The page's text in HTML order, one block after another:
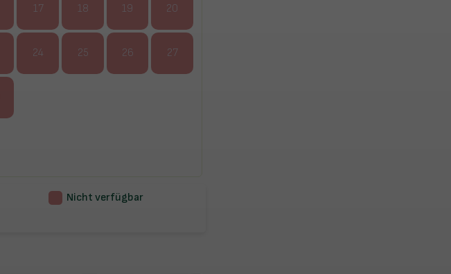
17 18 19 20
24 25 26 27
Nicht verfügbar